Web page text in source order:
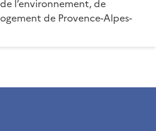
l’environnement, de
de Provence-Alpes-